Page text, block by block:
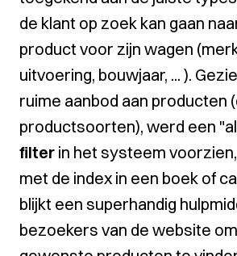
de klant op zoek kan gaan
product voor zijn wagen
uitvoering, bouwjaar, ... ).
ruime aanbod aan producten
productsoorten), werd een
filter in het systeem
met de index in een boek of
blijkt een superhandig
bezoekers van de website